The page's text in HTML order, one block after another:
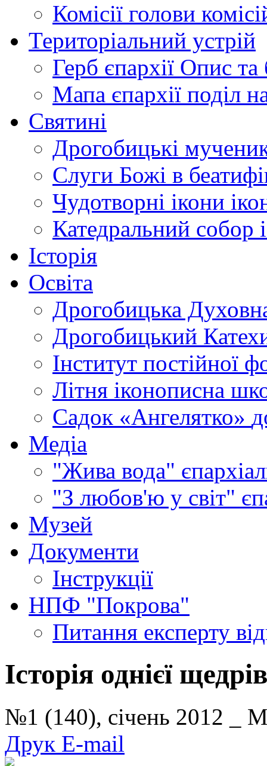
Комісії голови
Територіальний устрій
Герб єпархії Опис та
Мапа єпархії поділ
Святині
Дрогобицькі
Слуги Божі в
Чудотворні ікони
Катедральний собор
Історія
Освіта
Дрогобицька
Дрогобицький
Інститут постійної
Літня іконописна
Садок «Ангелятко»
Медіа
"Жива вода"
"З любов'ю у світ"
Музей
Документи
Інструкції
НПФ "Покрова"
Питання експерту
Історія однієї
№1 (140), січень 2012
Друк E-mail